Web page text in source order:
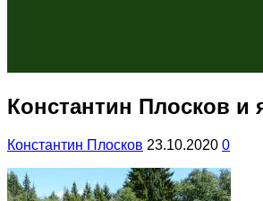
Константин Плосков и
Константин Плосков 23.10.2020 0